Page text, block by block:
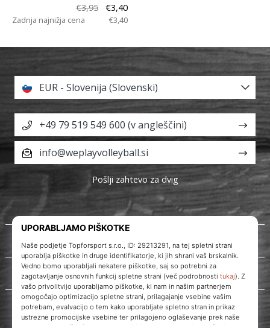
€3,95
€3,40
Zadnja najnižja cena €3,40
O nas
Storitve za stranke
EUR - Slovenija (Slovenski)
+49 79 519 549 600 (v angleščini)
info@weplayvolleyball.si
Pošlji zahtevo za dvig